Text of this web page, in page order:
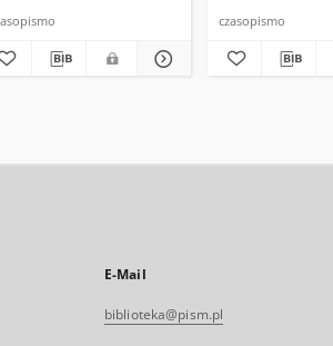
czasopismo
E-Mail
biblioteka@pism.pl